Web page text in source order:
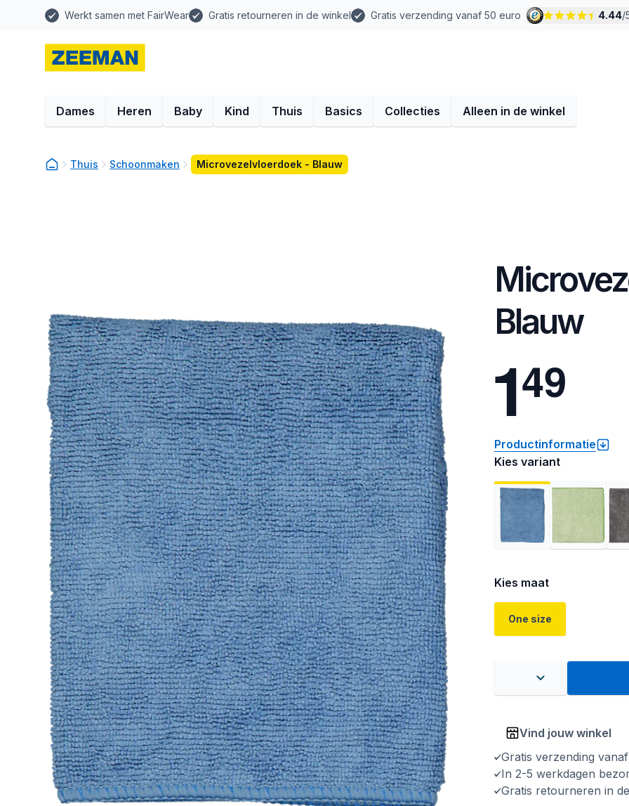
Werkt samen met FairWear Gratis retourneren in de winkel Gratis verzending vanaf 50 euro 4.44/
Dames Heren Baby Kind Thuis Basics Collecties Alleen in de winkel
Thuis Schoonmaken Microvezelvloerdoek - Blauw
Blauw
149
Productinformatie
Kies variant
Kies maat
One size
Vind jouw winkel
Gratis verzending
In 2-5 werkdagen
Gratis retourneren in